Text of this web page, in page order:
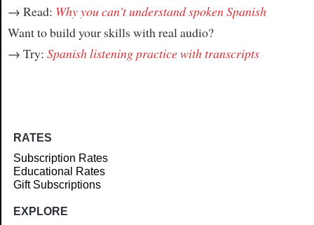
→ Read: Why you can't understand spoken Spanish
Want to build your skills with real audio?
→ Try: Spanish listening practice with transcripts
RATES
Subscription Rates
Educational Rates
Gift Subscriptions
EXPLORE